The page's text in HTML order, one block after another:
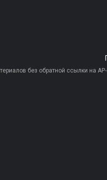
без обратной ссылки на